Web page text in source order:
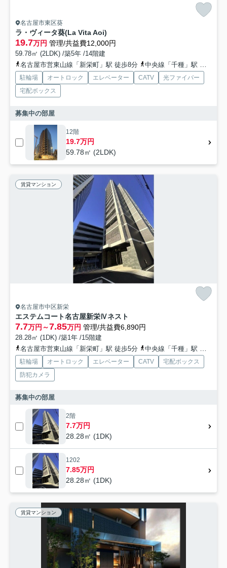
名古屋市東区葵
ラ・ヴィータ葵(La Vita Aoi)
19.7万円 管理/共益費12,000円
59.78㎡ (2LDK) /築5年 /14階建
名古屋市営東山線「新栄町」駅 徒歩8分
中央線「千種」駅 徒歩11分
駐輪場 オートロック エレベーター CATV
光ファイバー
宅配ボックス
募集中の部屋
12階
19.7万円
59.78㎡ (2LDK)
賃貸マンション
名古屋市中区新栄
エステムコート名古屋新栄Ⅳネスト
7.7万円～7.85万円 管理/共益費6,890円
28.28㎡ (1DK) /築1年 /15階建
名古屋市営東山線「新栄町」駅 徒歩5分
中央線「千種」駅 徒歩15分
駐輪場 オートロック エレベーター CATV
宅配ボックス
防犯カメラ
募集中の部屋
2階
7.7万円
28.28㎡ (1DK)
1202
7.85万円
28.28㎡ (1DK)
賃貸マンション